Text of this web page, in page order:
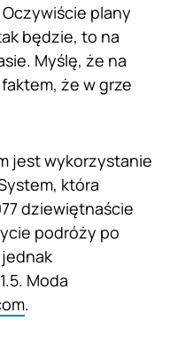
plany
będzie, to na
Myślę, że na
że w grze
jest wykorzystanie
która
dziewiętnaście
podróży po
Moda
.